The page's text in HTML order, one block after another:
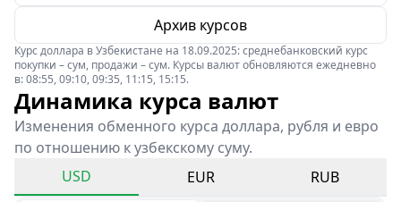
Архив курсов
Курс доллара в Узбекистане на 18.09.2025: среднебанковский курс
покупки – сум, продажи – сум. Курсы валют обновляются ежедневно
в: 08:55, 09:10, 09:35, 11:15, 15:15.
Динамика курса валют
Изменения обменного курса доллара, рубля и евро
по отношению к узбекскому суму.
USD
EUR RUB